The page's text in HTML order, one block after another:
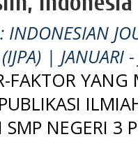
| JANUARI
FAKTOR YANG
NEGERI 3